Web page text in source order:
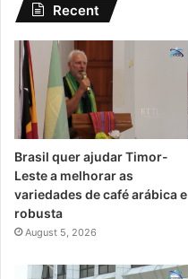
Recent
Brasil quer ajudar Timor-
Leste a melhorar as
variedades de café arábica e
robusta
August 5, 2026